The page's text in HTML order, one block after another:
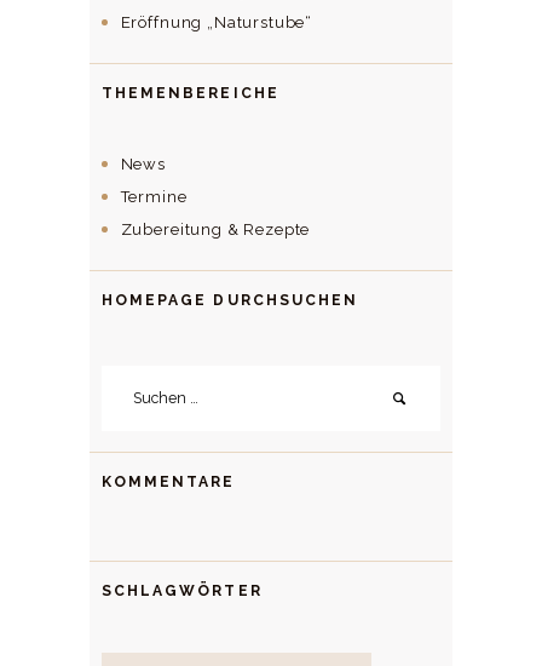
Eröffnung „Naturstube“
THEMENBEREICHE
News
Termine
Zubereitung & Rezepte
HOMEPAGE DURCHSUCHEN
KOMMENTARE
SCHLAGWÖRTER